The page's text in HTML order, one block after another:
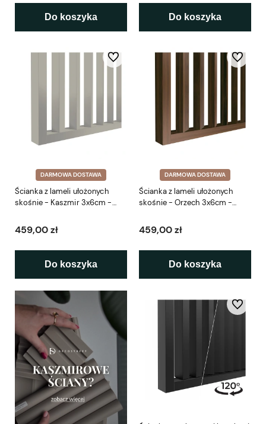
Do koszyka Do koszyka
DARMOWA DOSTAWA
Ścianka z lameli ułożonych
skośnie - Kaszmir 3x6cm -
459,00 zł
Do koszyka
Do ulubionych
DARMOWA DOSTAWA
Ścianka z lameli ułożonych
skośnie - Orzech 3x6cm -
459,00 zł
Do koszyka
Do
Do